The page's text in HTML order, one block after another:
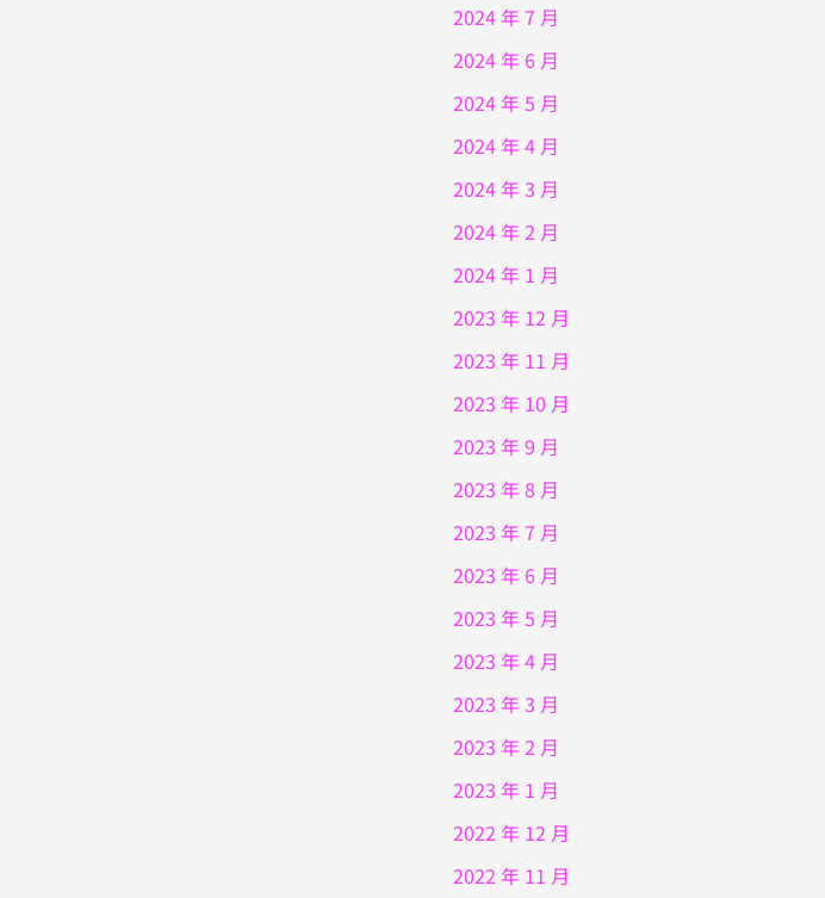
2024 年 7 月
2024 年 6 月
2024 年 5 月
2024 年 4 月
2024 年 3 月
2024 年 2 月
2024 年 1 月
2023 年 12 月
2023 年 11 月
2023 年 10 月
2023 年 9 月
2023 年 8 月
2023 年 7 月
2023 年 6 月
2023 年 5 月
2023 年 4 月
2023 年 3 月
2023 年 2 月
2023 年 1 月
2022 年 12 月
2022 年 11 月